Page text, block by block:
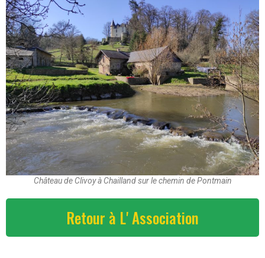
Château de Clivoy à Chailland sur le chemin de Pontmain
Retour à L' Association